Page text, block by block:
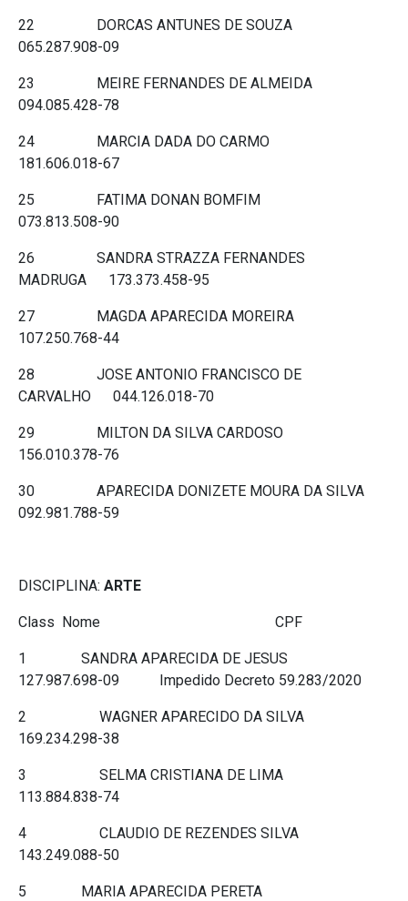
22 DORCAS ANTUNES DE SOUZA
065.287.908-09
23 MEIRE FERNANDES DE ALMEIDA
094.085.428-78
24 MARCIA DADA DO CARMO
181.606.018-67
25 FATIMA DONAN BOMFIM
073.813.508-90
26 SANDRA STRAZZA FERNANDES
MADRUGA 173.373.458-95
27 MAGDA APARECIDA MOREIRA
107.250.768-44
28 JOSE ANTONIO FRANCISCO DE
CARVALHO 044.126.018-70
29 MILTON DA SILVA CARDOSO
156.010.378-76
30 APARECIDA DONIZETE MOURA DA SILVA
092.981.788-59
DISCIPLINA: ARTE
Class Nome CPF
1 SANDRA APARECIDA DE JESUS
127.987.698-09 Impedido Decreto 59.283/2020
2 WAGNER APARECIDO DA SILVA
169.234.298-38
3 SELMA CRISTIANA DE LIMA
113.884.838-74
4 CLAUDIO DE REZENDES SILVA
143.249.088-50
5 MARIA APARECIDA PERETA